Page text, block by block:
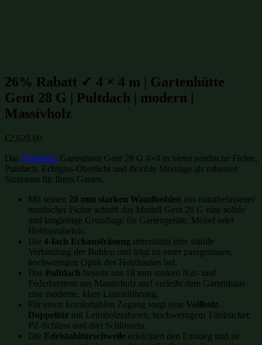
26% Rabatt ✓ 4 × 4 m | Gartenhütte
Gent 28 G | Pultdach | modern |
Massivholz
€2,629.00
Das Fjordholz Gartenhaus Gent 28 G 4×4 m bietet nordische Fichte,
Pultdach, Echtglas-Oberlicht und flexible Montage als robusten
Stauraum für Ihren Garten.
Mit seinen 28 mm starken Wandbohlen aus naturbelassener
nordischer Fichte schafft das Modell Gent 28 G eine solide
und langlebige Grundlage für Gartengeräte, Möbel oder
Hobbyzubehör.
Die 4-fach Eckausfräsung unterstützt eine stabile
Verbindung der Bohlen und trägt zu einer passgenauen,
hochwertigen Optik des Holzhauses bei.
Das Pultdach besteht aus 18 mm starken Nut- und
Federbrettern aus Massivholz und verleiht dem Gartenhaus
eine moderne, klare Linienführung.
Für einen komfortablen Zugang sorgt eine Vollholz-
Doppeltür mit Leimholzrahmen, hochwertigem Türdrücker,
PZ-Schloss und drei Schlüsseln.
Die Edelstahltürschwelle erleichtert den Einstieg und ist